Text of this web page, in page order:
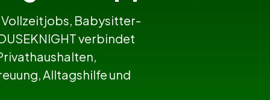
Vollzeitjobs, Babysitter-
verbindet
Alltagshilfe und